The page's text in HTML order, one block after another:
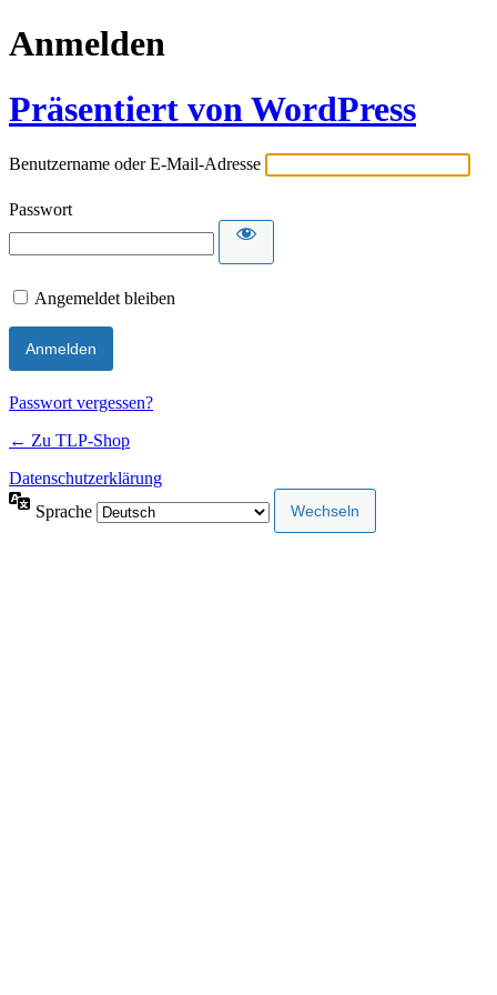
Anmelden
Präsentiert von WordPress
Benutzername oder E-Mail-Adresse
Passwort
Angemeldet bleiben
Passwort vergessen?
← Zu TLP-Shop
Datenschutzerklärung
Sprache